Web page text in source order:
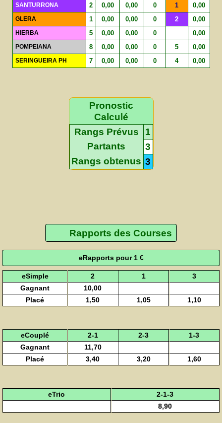
SANTURRONA 2 0,00 0,00 0 1 0,00
GLERA 1 0,00 0,00 0 2 0,00
HIERBA 5 0,00 0,00 0 0,00
POMPEIANA 8 0,00 0,00 0 5 0,00
SERINGUEIRA PH 7 0,00 0,00 0 4 0,00
Pronostic
Calculé
Rangs Prévus
1
Partants
3
Rangs obtenus 3
Rapports des Courses
eRapports pour 1 €
eSimple 2 1
3
Gagnant
10,00
Placé
1,50 1,05 1,10
eCouplé 2-1 2-3
1-3
Gagnant
11,70
Placé
3,40 3,20 1,60
eTrio
2-1-3
8,90